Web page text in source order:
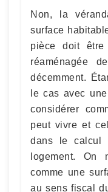
Non, la
surface
pièce doit
réaménagée
décemment.
le cas avec
considérer
peut vivre et
dans le calcul
logement. On
comme une
au sens fiscal